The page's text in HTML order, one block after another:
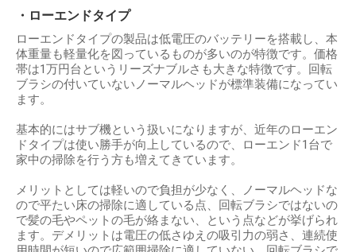
・ローエンドタイプ
ローエンドタイプの製品は低電圧のバッテリーを搭載し、本
体重量も軽量化を図っているものが多いのが特徴です。価格
帯は1万円台というリーズナブルさも大きな特徴です。回転
ブラシの付いていないノーマルヘッドが標準装備になってい
ます。
基本的にはサブ機という扱いになりますが、近年のローエン
ドタイプは使い勝手が向上しているので、ローエンド1台で
家中の掃除を行う方も増えてきています。
メリットとしては軽いので負担が少なく、ノーマルヘッドな
ので平たい床の掃除に適している点、回転ブラシではないの
で髪の毛やペットの毛が絡まない、という点などが挙げられ
ます。デメリットは電圧の低さゆえの吸引力の弱さ、連続使